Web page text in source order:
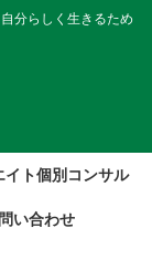
分らしく生きるため
イト個別コンサル
い合わせ